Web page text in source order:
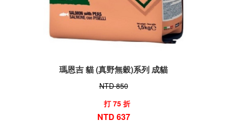
瑪恩吉 貓 (真野無穀)系列 成貓
NTD 850
打 75 折
NTD 637